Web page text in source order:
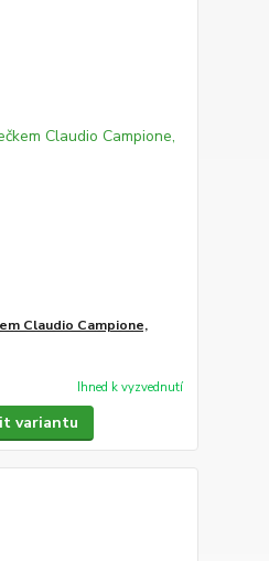
Claudio Campione,
Ihned k vyzvednutí
variantu